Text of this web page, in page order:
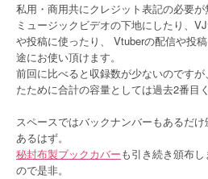
私用・商用共にクレジット表記の必要が
ミュージックビデオの下地にしたり、
や投稿に使ったり、 Vtuberの配信や投
途にお使い頂けます。
前回に比べると収録数が少ないのです
たために合計の容量としては過去2番目
スペースではバックナンバーもあるだ
あるはず。
秘封布製ブックカバーも引き続き頒布
ので是非。